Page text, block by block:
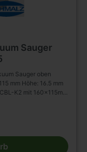
Sauger
Sauger oben
mm Höhe: 16.5 mm
K2 mit 160x115mm